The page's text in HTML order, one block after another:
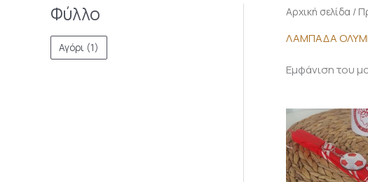
Φύλλο
Αγόρι (1)
Αρχική σελίδα /
ΛΑΜΠΑΔΑ
Εμφάνιση του